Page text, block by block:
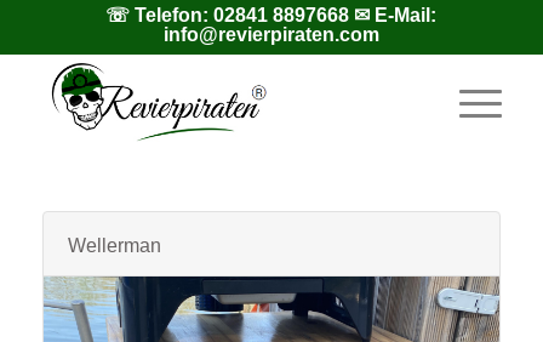
☏ Telefon:02841 8897668 ✉ E-Mail:
info@revierpiraten.com
Wellerman